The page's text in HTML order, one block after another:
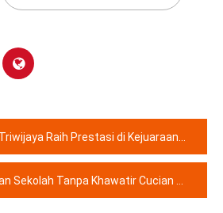
Raih Prestasi di Kejuaraan Pasanggiri Pencak Silat PPSI Bogor
Khawatir Cucian Menumpuk dengan Mesin Cuci Kapasitas Besar